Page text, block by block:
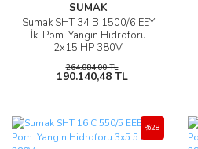
SUMAK
Sumak SHT 34 B 1500/6 EEY
İki Pom. Yangın Hidroforu
2x15 HP 380V
264.084,00 TL
190.140,48 TL
%28